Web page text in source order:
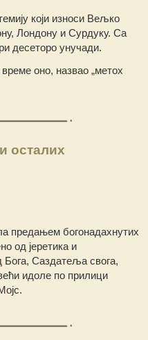
који износи Вељко
Лондону и Сурдуку. Са
десеторо унучади.
оно, назвао „метох
осталих
предањем богонадахнутих
од јеретика и
Саздатеља свога,
идоле по прилици